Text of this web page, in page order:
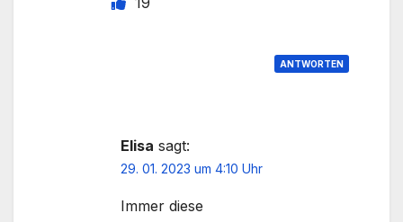
ANTWORTEN
Elisa sagt:
29. 01. 2023 um 4:10 Uhr
Immer diese